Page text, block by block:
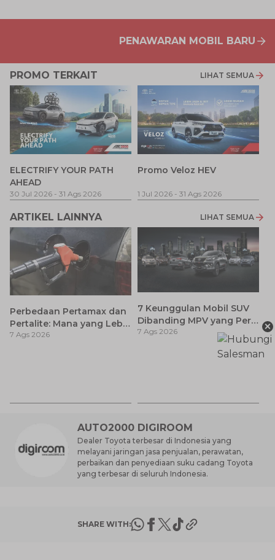
PENAWARAN MOBIL BARU
PROMO TERKAIT LIHAT SEMUA
ELECTRIFY YOUR PATH
AHEAD
30 Jul 2026 - 31 Ags 2026
Promo Veloz HEV
1 Jul 2026 - 31 Ags 2026
ARTIKEL LAINNYA LIHAT SEMUA
Perbedaan Pertamax dan
Pertalite: Mana yang Lebih
Baik untuk Mobil Toyota
7 Ags 2026
7 Keunggulan Mobil SUV
Dibanding MPV yang Perlu
Anda Ketahui
7 Ags 2026
AUTO2000 DIGIROOM
Dealer Toyota terbesar di Indonesia yang
melayani jaringan jasa penjualan, perawatan,
perbaikan dan penyediaan suku cadang Toyota
yang terbesar di seluruh Indonesia.
SHARE WITH:
×